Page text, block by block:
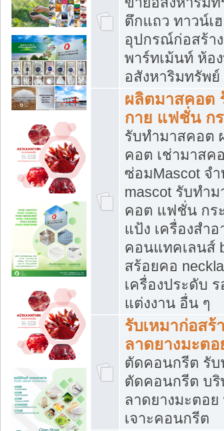
ตึกแถว ทาวน์เ
อุปกรณ์ก่อสร้า
พาร์ทเม้นท์ ห้อ
อสังหาริมทรัพ
ผลิตมาสคอต
กาย แฟชั่น กร
รับทำมาสคอต
คอต เช่ามาสค
ซ่อมMascot จ
mascot รับทำ
คอต แฟชั่น กระ
แป้ง เครื่องสำ
คอนแทคเลนส์
สร้อยคอ
เครื่องประดับ ร
แต่งงาน อื่น ๆ
รับเหมาก่อส
ลาดยางมะต
ตัดคอนกรีต รับ
ตัดคอนกรีต บริ
ลาดยางมะตอ
เจาะคอนกรีต